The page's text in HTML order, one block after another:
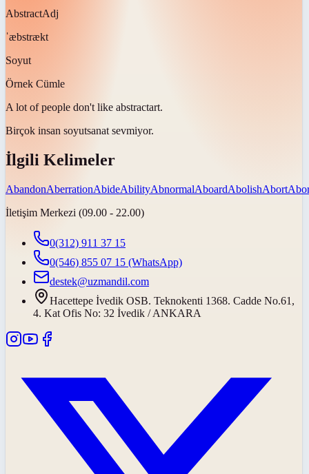
AbstractAdj
ˈæbstrækt
Soyut
Örnek Cümle
A lot of people don't like abstractart.
Birçok insan soyutsanat sevmiyor.
İlgili Kelimeler
AbandonAberrationAbideAbilityAbnormalAboardAbolishAbort
İletişim Merkezi (09.00 - 22.00)
0(312) 911 37 15
0(546) 855 07 15 (WhatsApp)
destek@uzmandil.com
Hacettepe İvedik OSB. Teknokenti 1368. Cadde No.61,
4. Kat Ofis No: 32 İvedik / ANKARA